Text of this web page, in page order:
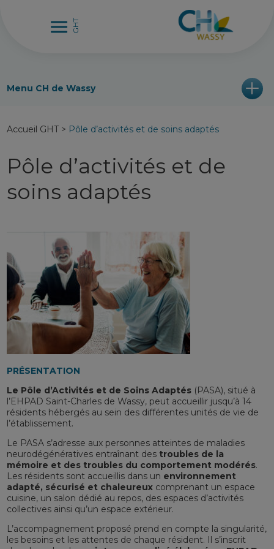
Menu CH de Wassy
Accueil GHT> Pôle d’activités et de soins adaptés
Pôle d’activités et de
soins adaptés
PRÉSENTATION
Le Pôle d’Activités et de Soins Adaptés (PASA), situé à
l’EHPAD Saint-Charles de Wassy, peut accueillir jusqu’à 14
résidents hébergés au sein des différentes unités de vie de
l’établissement.
Le PASA s’adresse aux personnes atteintes de maladies
neurodégénératives entraînant des troubles de la
mémoire et des troubles du comportement modérés.
Les résidents sont accueillis dans un environnement
adapté, sécurisé et chaleureux comprenant un espace
cuisine, un salon dédié au repos, des espaces d’activités
collectives ainsi qu’un espace extérieur.
L’accompagnement proposé prend en compte la singularité,
les besoins et les attentes de chaque résident. Il s’inscrit